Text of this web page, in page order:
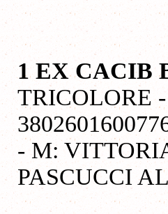
1 EX CACIB
TRICOLORE
- M:
PASCUCCI